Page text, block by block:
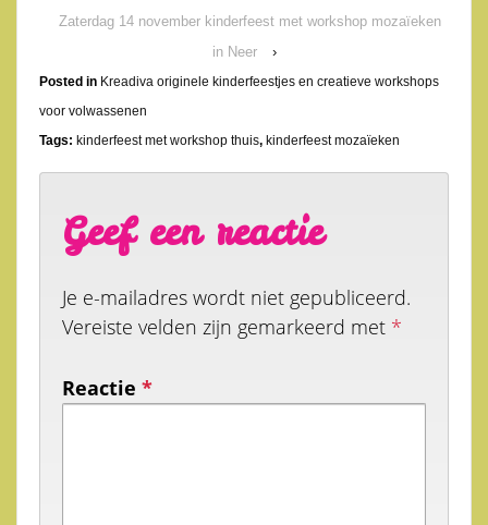
Zaterdag 14 november kinderfeest met workshop mozaïeken
in Neer
›
Posted in Kreadiva originele kinderfeestjes en creatieve workshops
voor volwassenen
Tags: kinderfeest met workshop thuis, kinderfeest mozaïeken
Geef een reactie
Je e-mailadres wordt niet gepubliceerd.
Vereiste velden zijn gemarkeerd met *
Reactie *